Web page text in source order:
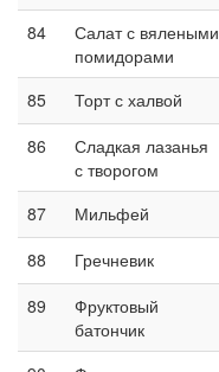
84
Салат с вялеными
помидорами
85 Торт с халвой
86
Сладкая лазанья
с творогом
87 Мильфей
88
Гречневик
89
Фруктовый
батончик